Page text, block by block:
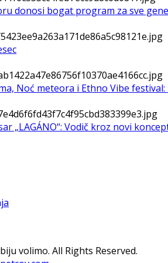
donosi bogat program za sve
Noć meteora i Ethno Vibe
„LAGÁNO“: Vodič kroz novi
volimo. All Rights Reserved.